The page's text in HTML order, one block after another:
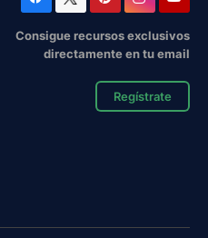
Consigue recursos exclusivos
directamente en tu email
Regístrate